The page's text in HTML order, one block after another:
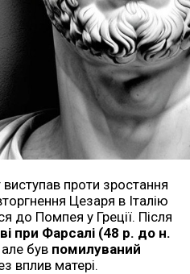
виступав проти зростання
Цезаря в Італію
до Помпея у Греції. Після
при Фарсалі (48 р. до н.
був помилуваний
вплив матері.